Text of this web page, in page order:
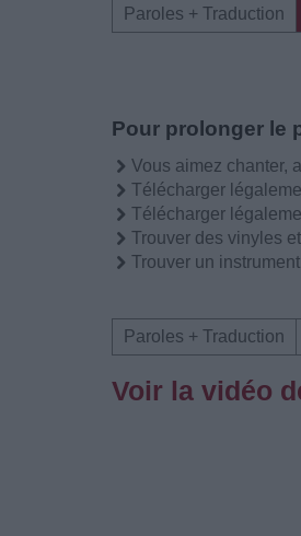
Paroles + Traduction
Pour prolonger le
Vous aimez chanter,
Télécharger
Télécharger
Trouver des vinyles
Trouver un
Paroles + Traduction
Voir la vidéo